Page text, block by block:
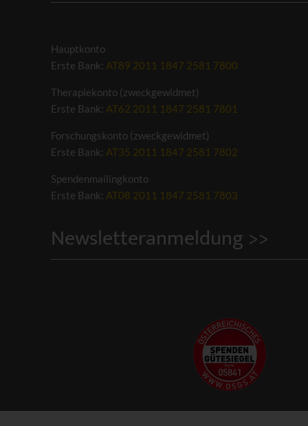
Hauptkonto
Erste Bank: AT89 2011 1847 2581 7800
Therapiekonto (zweckgewidmet)
Erste Bank: AT62 2011 1847 2581 7801
Forschungskonto (zweckgewidmet)
Erste Bank: AT35 2011 1847 2581 7802
Spendenmailingkonto
Erste Bank: AT08 2011 1847 2581 7803
Newsletteranmeldung >>